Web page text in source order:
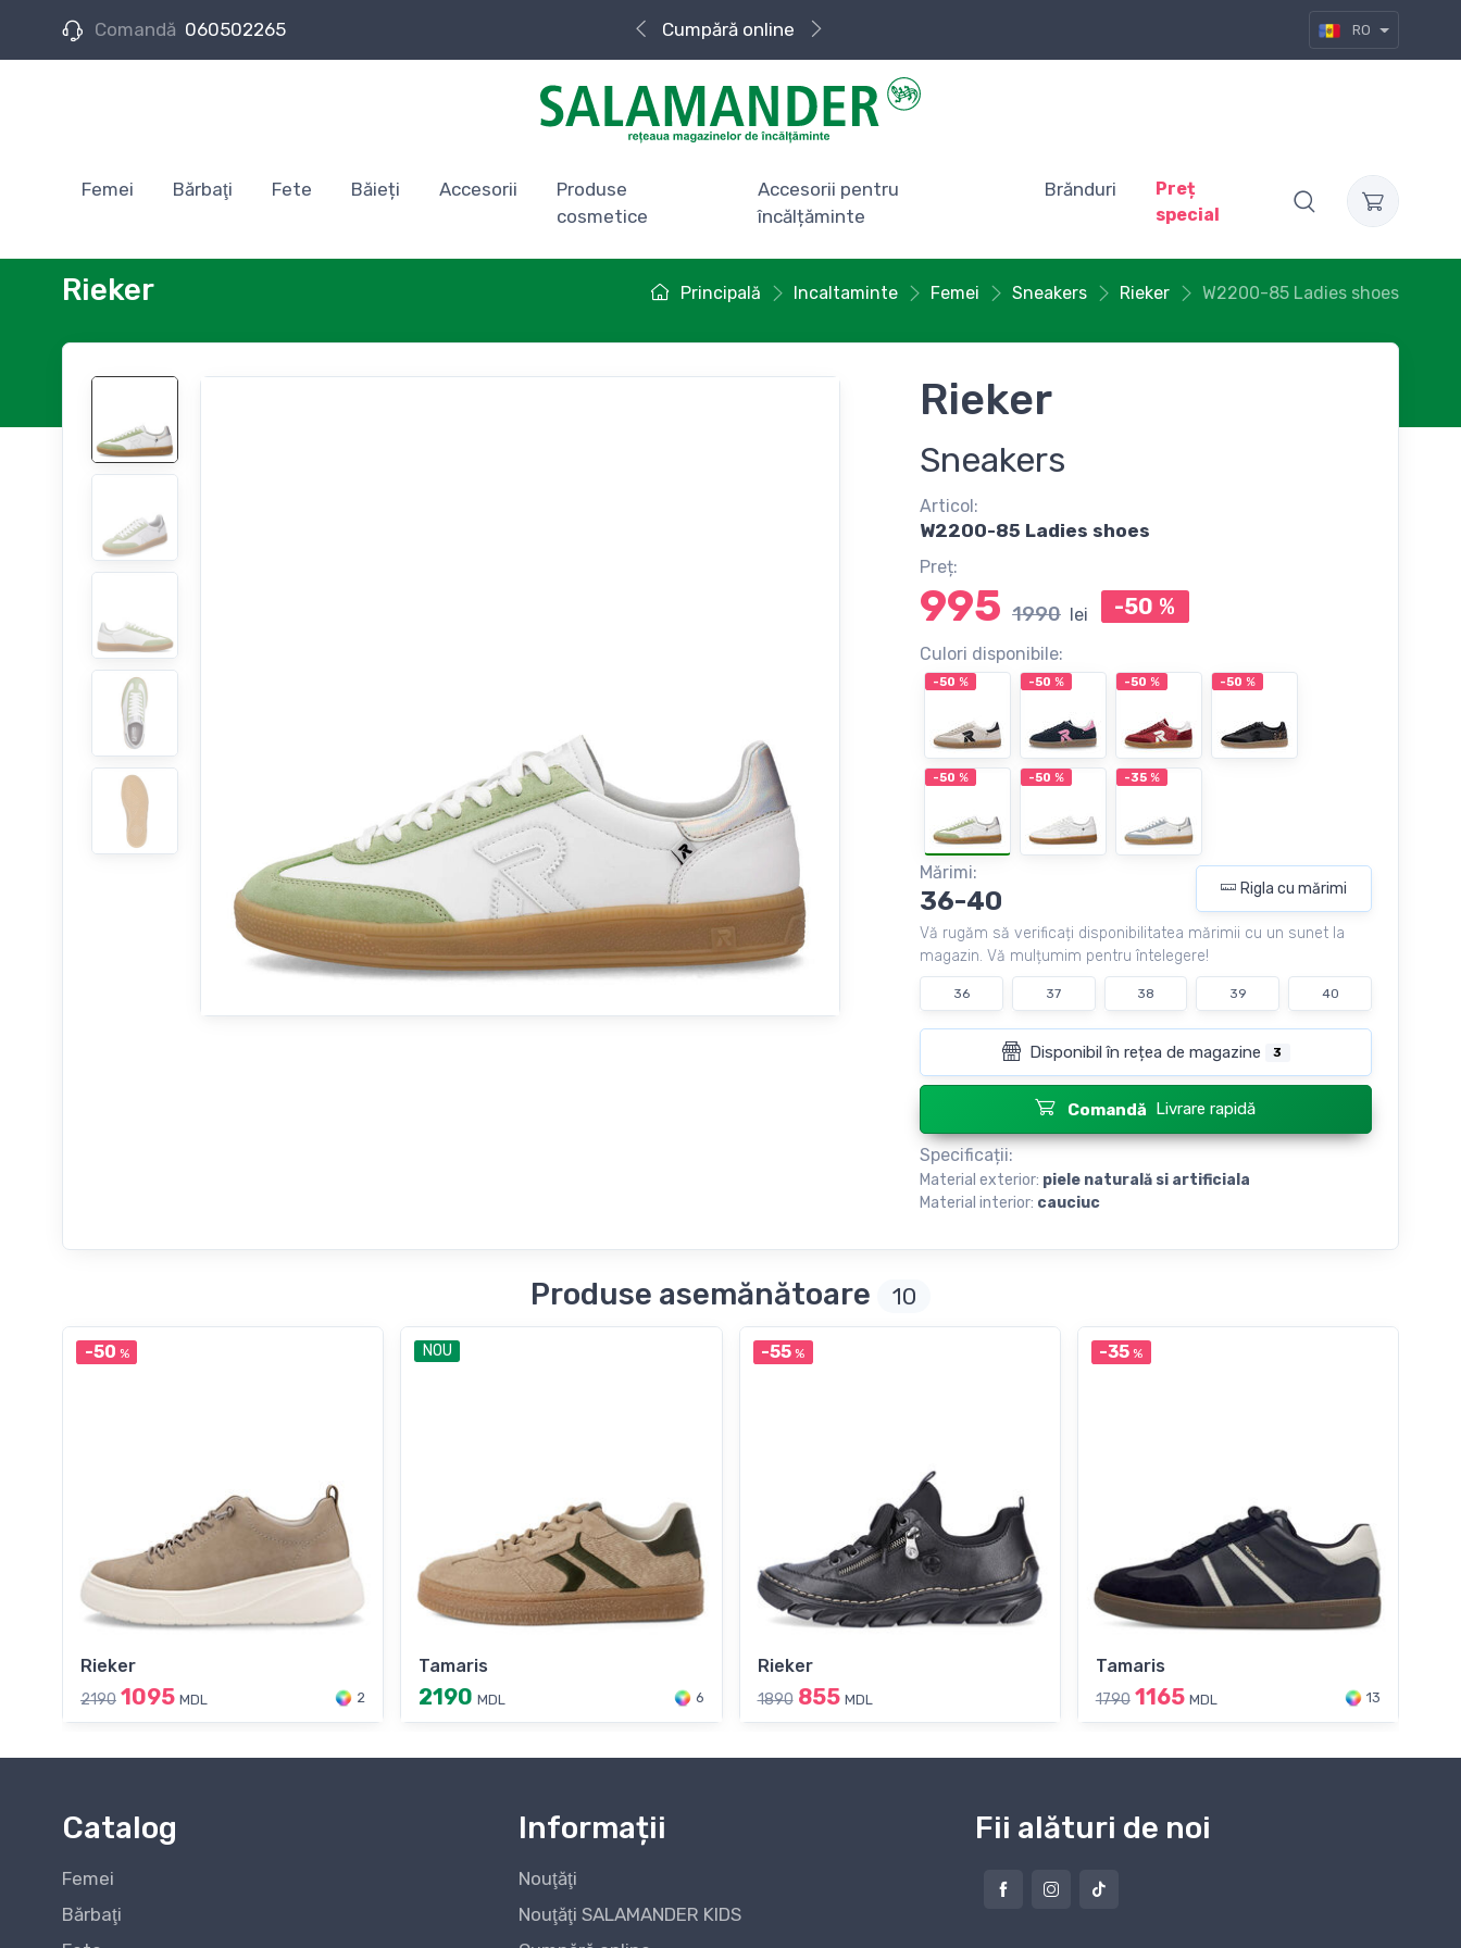
Comandă 060502265
Cumpără
online
Livrare rapidă RO
Femei Bărbaţi Fete Băieți Accesorii
Produse
cosmetice
Accesorii pentru
încălțăminte
Brănduri
Preț
special
Principală Incaltaminte Femei Sneakers Rieker W2200-85 Ladies shoes
Rieker
Rieker
Sneakers
Articol:
W2200-85 Ladies shoes
Preț:
995 1990 lei -50 %
Culori disponibile:
-50 % -50 % -50 % -50 %
-50 % -50 % -35%
Mărimi:
36-40 Rigla cu mărimi
Vă rugăm să verificați disponibilitatea mărimii cu un sunet la
magazin. Vă mulțumim pentru întelegere!
36 37 38 39 40
Disponibil în rețea de magazine 3
Comandă Livrare rapidă
Specificații:
Material exterior: piele naturală si artificiala
Material interior: cauciuc
Produse asemănătoare 10
-50 %
Rieker
2190 1095 MDL 2
NOU
Tamaris
2190 MDL 6
-55 %
Rieker
1890 855 MDL
-35 %
Tamaris
1790 1165 MDL 13
Catalog
Femei
Bărbaţi
Informații
Nouţăţi
Nouţăţi SALAMANDER KIDS
Fii alături de noi